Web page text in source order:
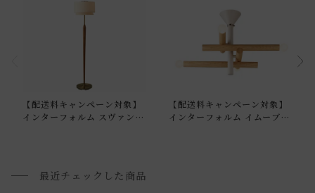
通常配送について
通常配送の場合、お品物は玄関前での引渡しとなります。
■ご不明な点やご希望がございましたら、お気軽にお問い合
【配送料キャンペーン対象】
インターフォルム スヴァンテ
【配送料キャンペーン対象】
インターフォルム イムーブル
最近チェックした商品